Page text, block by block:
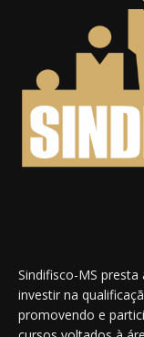
Sindifisco-MS
investir na
promovendo e